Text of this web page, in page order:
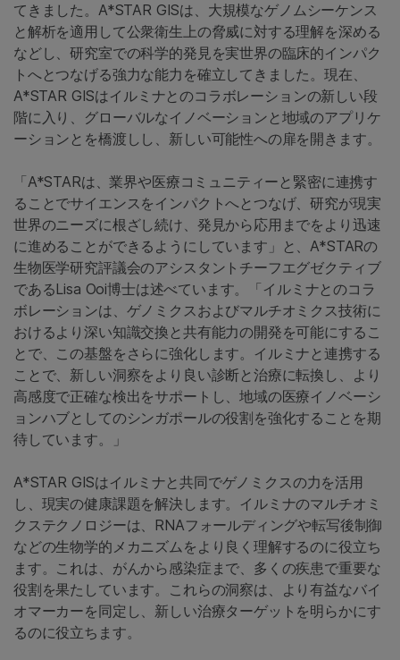
てきました。A*STAR GISは、大規模なゲノムシーケンス
と解析を適用して公衆衛生上の脅威に対する理解を深める
などし、研究室での科学的発見を実世界の臨床的インパク
トへとつなげる強力な能力を確立してきました。現在、
A*STAR GISはイルミナとのコラボレーションの新しい段
階に入り、グローバルなイノベーションと地域のアプリケ
ーションとを橋渡しし、新しい可能性への扉を開きます。
「A*STARは、業界や医療コミュニティーと緊密に連携す
ることでサイエンスをインパクトへとつなげ、研究が現実
世界のニーズに根ざし続け、発見から応用までをより迅速
に進めることができるようにしています」と、A*STARの
生物医学研究評議会のアシスタントチーフエグゼクティブ
であるLisa Ooi博士は述べています。「イルミナとのコラ
ボレーションは、ゲノミクスおよびマルチオミクス技術に
おけるより深い知識交換と共有能力の開発を可能にするこ
とで、この基盤をさらに強化します。イルミナと連携する
ことで、新しい洞察をより良い診断と治療に転換し、より
高感度で正確な検出をサポートし、地域の医療イノベーシ
ョンハブとしてのシンガポールの役割を強化することを期
待しています。」
A*STAR GISはイルミナと共同でゲノミクスの力を活用
し、現実の健康課題を解決します。イルミナのマルチオミ
クステクノロジーは、RNAフォールディングや転写後制御
などの生物学的メカニズムをより良く理解するのに役立ち
ます。これは、がんから感染症まで、多くの疾患で重要な
役割を果たしています。これらの洞察は、より有益なバイ
オマーカーを同定し、新しい治療ターゲットを明らかにす
るのに役立ちます。